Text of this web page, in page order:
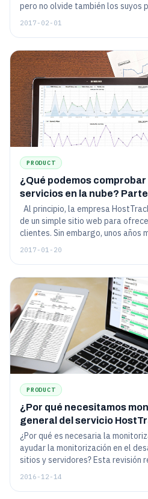
pero no olvide también los suyos
variedad de servicios, como
2017-02-01
PRODUCT
¿Qué podemos
servicios en la nube?
Al principio, la empresa
de un simple sitio web para
clientes. Sin embargo, unos
desarrolló una amplia variedad de
decidido describir a fondo todas
nuestro servicio, así como
experiencia en el desarrollo de
mencionar retos interesantes a
enfrentado.
2017-01-20
PRODUCT
¿Por qué necesitamos
general del servicio
¿Por qué es necesaria la
ayudar la monitorización en el
sitios y servidores? Esta revisión
preguntas y también mostrará
2016-12-14